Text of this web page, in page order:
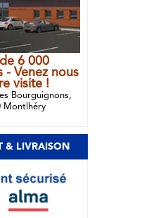
6 000
- Venez nous
visite !
Bourguignons,
Montlhéry
& LIVRAISON